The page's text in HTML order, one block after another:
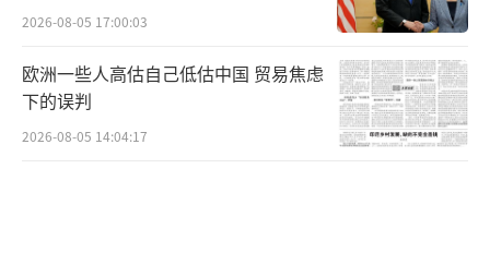
2026-08-05 17:00:03
欧洲一些人高估自己低估中国 贸易焦虑
下的误判
2026-08-05 14:04:17